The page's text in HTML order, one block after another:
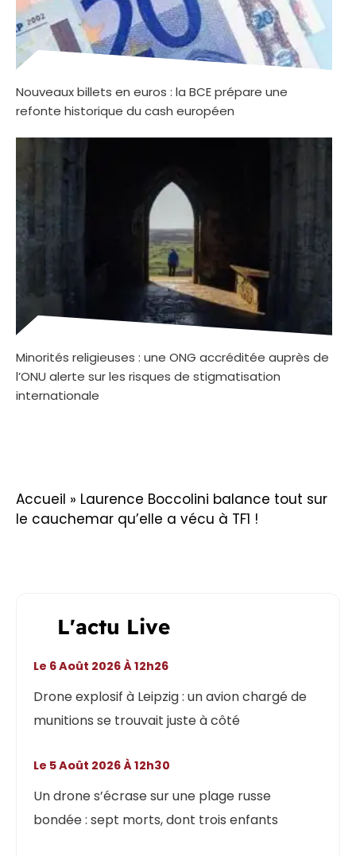
Nouveaux billets en euros : la BCE prépare une
refonte historique du cash européen
Minorités religieuses : une ONG accréditée auprès de
l’ONU alerte sur les risques de stigmatisation
internationale
Accueil » Laurence Boccolini balance tout sur
le cauchemar qu’elle a vécu à TF1 !
L'actu Live
Drone explosif à Leipzig : un avion chargé de
munitions se trouvait juste à côté
Le 6 Août 2026 À 12h26
Un drone s’écrase sur une plage russe
bondée : sept morts, dont trois enfants
Le 5 Août 2026 À 12h30